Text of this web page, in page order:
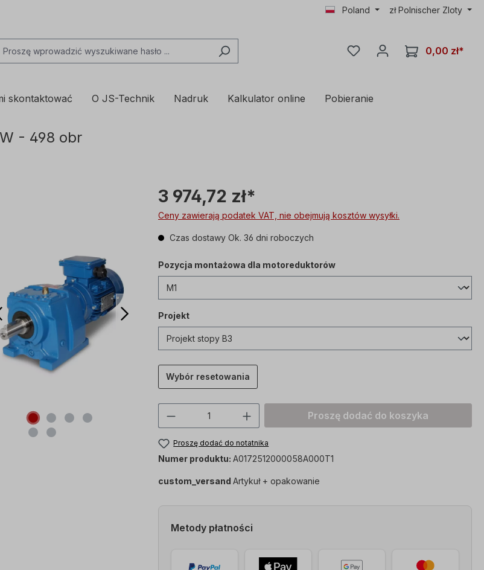
Poland zł Polnischer Zloty
0,00 zł*
skontaktować O JS-Technik Nadruk Kalkulator online Pobieranie
- 498 obr
3 974,72 zł*
Ceny zawierają podatek VAT, nie obejmują kosztów wysyłki.
Czas dostawy Ok. 36 dni roboczych
Pozycja montażowa dla motoreduktorów
Projekt
Wybór resetowania
Ilość produktu: Proszę wprowadzić żądaną
Proszę dodać do koszyka
Proszę dodać do notatnika
Numer produktu: A0172512000058A000T1
custom_versand Artykuł + opakowanie
Metody płatności